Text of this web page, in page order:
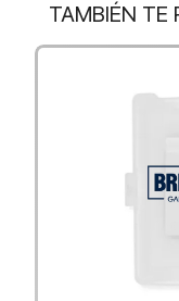
TAMBIÉN TE